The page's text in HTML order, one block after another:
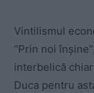
Vintilismul
”Prin noi
interbelică
Duca pentru